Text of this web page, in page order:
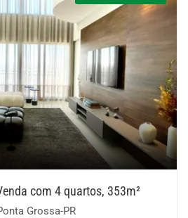
com 4 quartos, 353m²
Grossa-PR